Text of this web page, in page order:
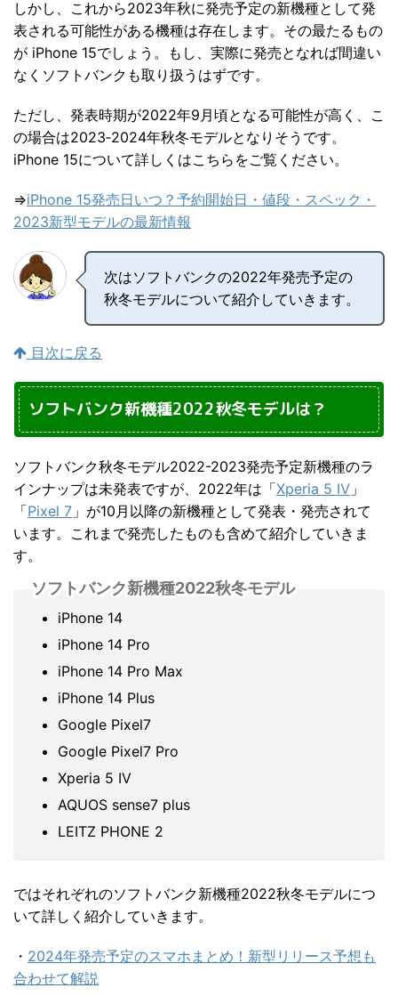
しかし、これから2023年秋に発売予定の新機種として発
表される可能性がある機種は存在します。その最たるもの
が iPhone 15でしょう。もし、実際に発売となれば間違い
なくソフトバンクも取り扱うはずです。
ただし、発表時期が2022年9月頃となる可能性が高く、こ
の場合は2023‐2024年秋冬モデルとなりそうです。
iPhone 15について詳しくはこちらをご覧ください。
⇒iPhone 15発売日いつ？予約開始日・値段・スペック・
2023新型モデルの最新情報
次はソフトバンクの2022年発売予定の
秋冬モデルについて紹介していきます。
目次に戻る
ソフトバンク新機種2022秋冬モデルは？
ソフトバンク秋冬モデル2022-2023発売予定新機種のラ
インナップは未発表ですが、2022年は 「Xperia 5 Ⅳ 」
「Pixel 7 」が10月以降の新機種として発表・発売されて
います。これまで発売したものも含めて紹介していきま
す。
ソフトバンク新機種2022秋冬モデル
iPhone 14
iPhone 14 Pro
iPhone 14 Pro Max
iPhone 14 Plus
Google Pixel7
Google Pixel7 Pro
Xperia 5 IV
AQUOS sense7 plus
LEITZ PHONE 2
ではそれぞれのソフトバンク新機種2022秋冬モデルにつ
いて詳しく紹介していきます。
・ 2024年発売予定のスマホまとめ！新型リリース予想も
合わせて解説